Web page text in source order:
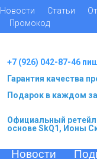
Новости Статьи
Промокод
+7 (926) 042-87-46
Гарантия качества
Подарок в каждом
Официальный
основе SkQ1, Ионы
Новости